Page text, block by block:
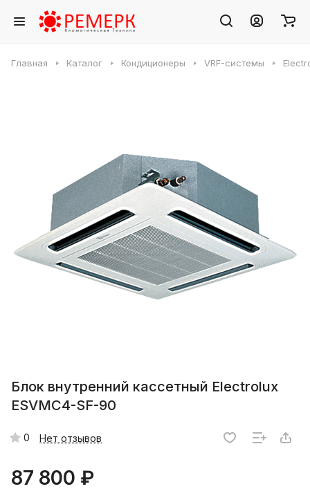
Главная Каталог Кондиционеры VRF-системы
Блок внутренний кассетный Electrolux
ESVMC4-SF-90
0 Нет отзывов
87 800 ₽